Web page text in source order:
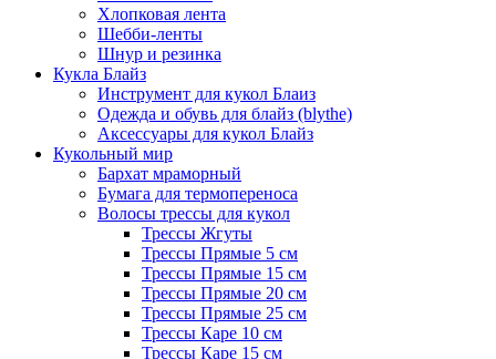
Хлопковая лента
Шебби-ленты
Шнур и резинка
Кукла Блайз
Инструмент для кукол Блаиз
Одежда и обувь для блайз (blythe)
Аксессуары для кукол Блайз
Кукольный мир
Бархат мраморный
Бумага для термопереноса
Волосы трессы для кукол
Трессы Жгуты
Трессы Прямые 5 см
Трессы Прямые 15 см
Трессы Прямые 20 см
Трессы Прямые 25 см
Трессы Каре 10 см
Трессы Каре 15 см